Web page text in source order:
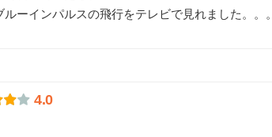
ーインパルスの飛行をテレビで見れました。。。
4.0